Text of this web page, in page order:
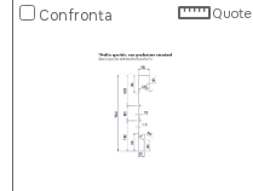
Confronta Quote